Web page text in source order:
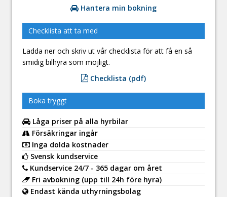
Hantera min bokning
Checklista att ta med
Ladda ner och skriv ut vår checklista för att få en så
smidig bilhyra som möjligt.
Checklista (pdf)
Boka tryggt
Låga priser på alla hyrbilar
Försäkringar ingår
Inga dolda kostnader
Svensk kundservice
Kundservice 24/7 - 365 dagar om året
Fri avbokning (upp till 24h före hyra)
Endast kända uthyrningsbolag